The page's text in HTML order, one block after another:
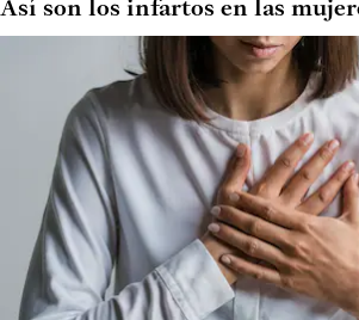
Así son los infartos en las